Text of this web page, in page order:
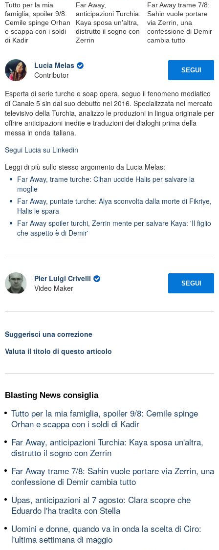
Tutto per la mia
famiglia, spoiler 9/8:
Cemile spinge Orhan
e scappa con i soldi
di Kadir
Far Away,
anticipazioni Turchia:
Kaya sposa un'altra,
distrutto il sogno con
Zerrin
Far Away trame 7/8:
Sahin vuole portare
via Zerrin, una
confessione di Demir
cambia tutto
Lucia Melas
Contributor
SEGUI
Esperta di serie turche e soap opera, seguo il fenomeno mediatico
di Canale 5 sin dal suo debutto nel 2016. Specializzata nel mercato
televisivo della Turchia, analizzo le produzioni in lingua originale per
offrire anticipazioni inedite e traduzioni dei dialoghi prima della
messa in onda italiana.
Segui Lucia su Linkedin
Leggi di più sullo stesso argomento da Lucia Melas:
Far Away, trame turche: Cihan uccide Halis per salvare la
moglie
Far Away, puntate turche: Alya sconvolta dalla morte di Fikriye,
Halis le spara
Far Away spoiler turchi, Zerrin mente per salvare Kaya: 'Il figlio
che aspetto è di Demir'
Pier Luigi Crivelli
Video Maker
SEGUI
Suggerisci una correzione
Valuta il titolo di questo articolo
Blasting News consiglia
Tutto per la mia famiglia, spoiler 9/8: Cemile spinge
Orhan e scappa con i soldi di Kadir
Far Away, anticipazioni Turchia: Kaya sposa un'altra,
distrutto il sogno con Zerrin
Far Away trame 7/8: Sahin vuole portare via Zerrin, una
confessione di Demir cambia tutto
Upas, anticipazioni al 7 agosto: Clara scopre che
Eduardo l'ha tradita con Stella
Uomini e donne, quando va in onda la scelta di Ciro:
l'ultima settimana di maggio